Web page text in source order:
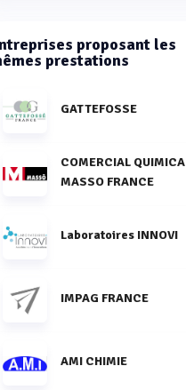
proposant les
prestations
GATTEFOSSE
COMERCIAL QUIMICA
MASSO FRANCE
Laboratoires INNOVI
IMPAG FRANCE
AMI CHIMIE